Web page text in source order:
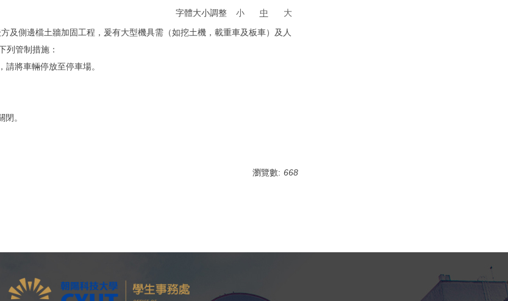
字體大小調整 小 中
大
及側邊檔土牆加固工程，爰有大型機具需（如挖土機，載重車及板車）及人
列管制措施：
將車輛停放至停車場。
。
瀏覽數: 668